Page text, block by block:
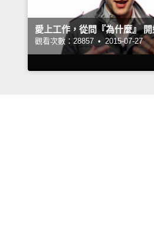
愛上工作，從問『為什麼』 開
觀看次數：28857 • 2015-07-27